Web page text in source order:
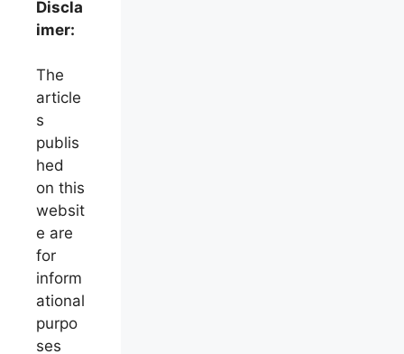
Discla
imer:
The
article
s
publis
hed
on this
websit
e are
for
inform
ational
purpo
ses